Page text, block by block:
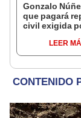
Gonzalo
que pagará
civil exigida
por
de mis
LEER